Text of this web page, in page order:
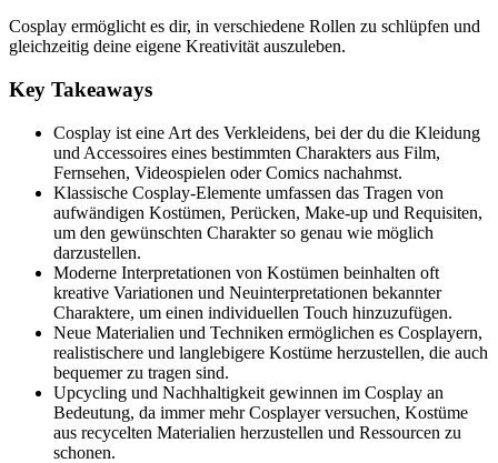
Cosplay ermöglicht es dir, in verschiedene Rollen zu schlüpfen und
gleichzeitig deine eigene Kreativität auszuleben.
Key Takeaways
Cosplay ist eine Art des Verkleidens, bei der du die Kleidung
und Accessoires eines bestimmten Charakters aus Film,
Fernsehen, Videospielen oder Comics nachahmst.
Klassische Cosplay-Elemente umfassen das Tragen von
aufwändigen Kostümen, Perücken, Make-up und Requisiten,
um den gewünschten Charakter so genau wie möglich
darzustellen.
Moderne Interpretationen von Kostümen beinhalten oft
kreative Variationen und Neuinterpretationen bekannter
Charaktere, um einen individuellen Touch hinzuzufügen.
Neue Materialien und Techniken ermöglichen es Cosplayern,
realistischere und langlebigere Kostüme herzustellen, die auch
bequemer zu tragen sind.
Upcycling und Nachhaltigkeit gewinnen im Cosplay an
Bedeutung, da immer mehr Cosplayer versuchen, Kostüme
aus recycelten Materialien herzustellen und Ressourcen zu
schonen.